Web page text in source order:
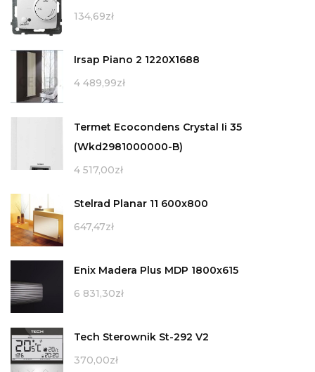
134,69zł
Irsap Piano 2 1220X1688
4 489,99zł
Termet Ecocondens Crystal Ii 35
(Wkd2981000000-B)
4 517,00zł
Stelrad Planar 11 600x800
647,47zł
Enix Madera Plus MDP 1800x615
6 831,30zł
Tech Sterownik St-292 V2
370,00zł